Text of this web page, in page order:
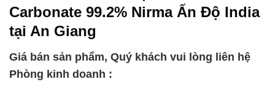
Carbonate 99.2% Nirma Ấn Độ India
tại An Giang
Giá bán sản phẩm, Quý khách vui lòng liên hệ
Phòng kinh doanh :